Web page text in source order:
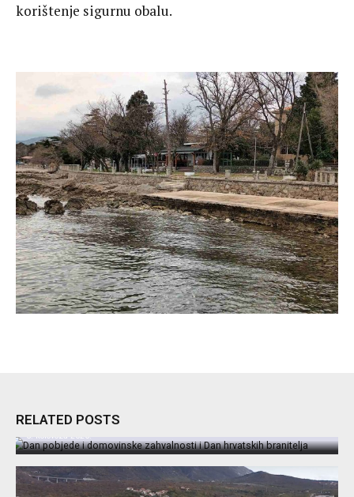
korištenje sigurnu obalu.
RELATED POSTS
hrvatskih branitelja
5. kolovoza 2026.